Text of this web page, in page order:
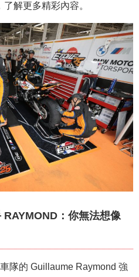
解更多精彩內容。
RAYMOND：你無法想像
隊的 Guillaume Raymond 強